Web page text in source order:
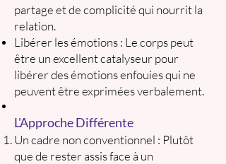
partage et de complicité qui nourrit la
relation.
Libérer les émotions : Le corps peut
être un excellent catalyseur pour
libérer des émotions enfouies qui ne
peuvent être exprimées verbalement.
L'Approche Différente
Un cadre non conventionnel : Plutôt
que de rester assis face à un